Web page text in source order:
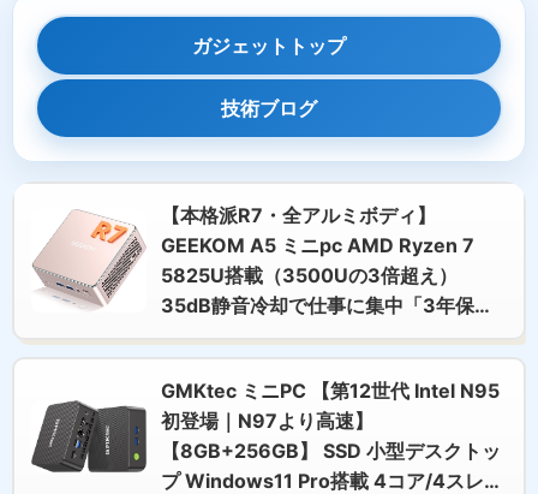
ガジェットトップ
技術ブログ
【本格派R7・全アルミボディ】
GEEKOM A5 ミニpc AMD Ryzen 7
5825U搭載（3500Uの3倍超え）
35dB静音冷却で仕事に集中「3年保
証」128GB+10TB SSD（拡張可能）
Win11 Pro正規版 日本認証済｜SDカー
ド｜4画面8K同時出力mini pc｜クリエ
イター/在宅ワークに最適｜2.5G LAN｜
超小型PC 16GB+512GB SSD
GMKtec ミニPC 【第12世代 Intel N95
初登場｜N97より高速】
【8GB+256GB】 SSD 小型デスクトッ
プ Windows11 Pro搭載 4コア/4スレッ